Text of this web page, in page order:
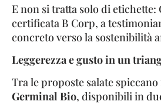
E non si tratta solo di etichette:
certificata B Corp, a
concreto verso la sostenibilità
Leggerezza e gusto in un
Tra le proposte salate spiccano
Germinal Bio, disponibili in